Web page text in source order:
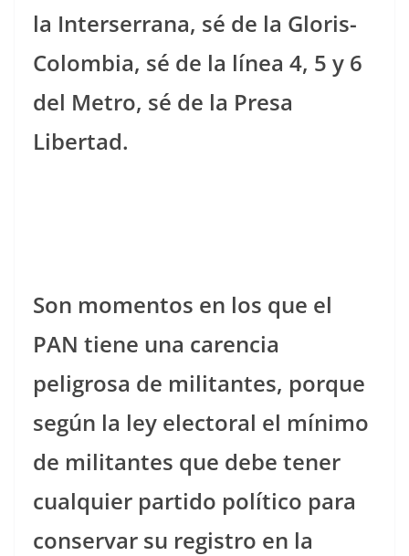
la Interserrana, sé de la Gloris-
Colombia, sé de la línea 4, 5 y 6
del Metro, sé de la Presa
Libertad.
Son momentos en los que el
PAN tiene una carencia
peligrosa de militantes, porque
según la ley electoral el mínimo
de militantes que debe tener
cualquier partido político para
conservar su registro en la